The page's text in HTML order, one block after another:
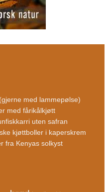
med lammepølse)
med fårikålkjøtt
uten safran
kjøttboller i kaperskrem
fra Kenyas solkyst